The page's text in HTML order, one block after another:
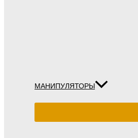
МАНИПУЛЯТОРЫ